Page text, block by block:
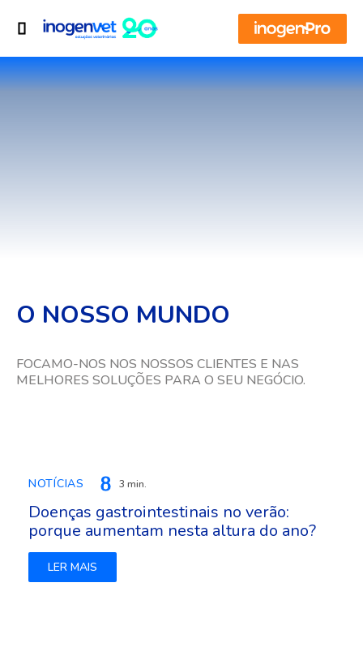
O NOSSO MUNDO
FOCAMO-NOS NOS NOSSOS CLIENTES E NAS
MELHORES SOLUÇÕES PARA O SEU NEGÓCIO.
NOTÍCIAS 3 min.
Doenças gastrointestinais no verão:
porque aumentam nesta altura do ano?
LER MAIS